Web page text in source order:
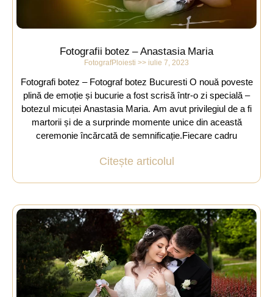
Fotografii botez – Anastasia Maria
FotografPloiesti iulie 7, 2023
Fotografi botez – Fotograf botez Bucuresti O nouă poveste
plină de emoție și bucurie a fost scrisă într-o zi specială –
botezul micuței Anastasia Maria. Am avut privilegiul de a fi
martorii și de a surprinde momente unice din această
ceremonie încărcată de semnificație.Fiecare cadru
Citește articolul